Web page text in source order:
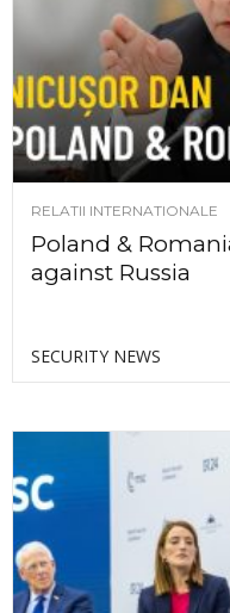
RELATII INTERNATIONALE
Poland &
against Russia
SECURITY NEWS